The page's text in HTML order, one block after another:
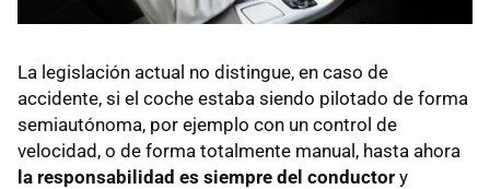
La legislación actual no distingue, en caso de
accidente, si el coche estaba siendo pilotado de forma
semiautónoma, por ejemplo con un control de
velocidad, o de forma totalmente manual, hasta ahora
la responsabilidad es siempre del conductor y